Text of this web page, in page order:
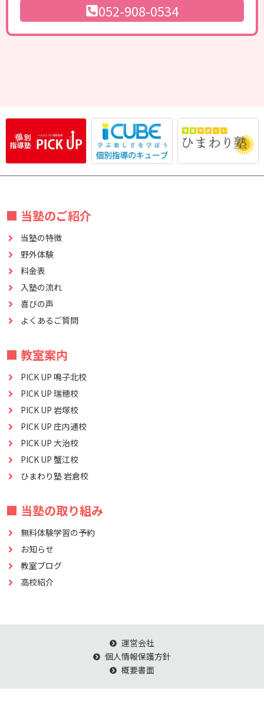
052-908-0534
■ 当塾のご紹介
当塾の特徴
野外体験
料金表
入塾の流れ
喜びの声
よくあるご質問
■ 教室案内
PICK UP 鳴子北校
PICK UP 瑞穂校
PICK UP 岩塚校
PICK UP 庄内通校
PICK UP 大治校
PICK UP 蟹江校
ひまわり塾 岩倉校
■ 当塾の取り組み
無料体験学習の予約
お知らせ
教室ブログ
高校紹介
運営会社
個人情報保護方針
概要書面